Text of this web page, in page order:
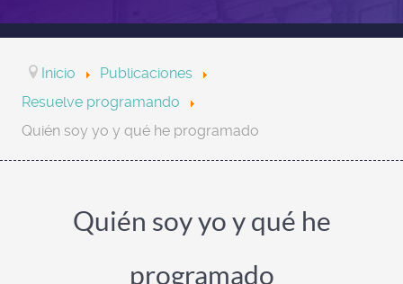
Inicio
Publicaciones
Resuelve programando
Quién soy yo y qué he programado
Quién soy yo y qué he
programado